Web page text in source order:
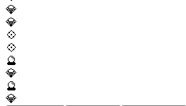
💎
💎
💠
💠
🔮
💎
🔮
💎